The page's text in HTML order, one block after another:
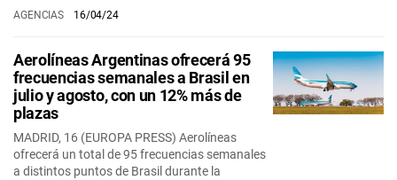
AGENCIAS 16/04/24
Aerolíneas Argentinas ofrecerá 95
frecuencias semanales a Brasil en
julio y agosto, con un 12% más de
plazas
MADRID, 16 (EUROPA PRESS) Aerolíneas
ofrecerá un total de 95 frecuencias semanales
a distintos puntos de Brasil durante la